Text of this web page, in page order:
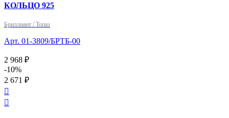
КОЛЬЦО 925
Бриллиант / Топаз
Арт. 01-3809/БРТБ-00
2 968 ₽
-10%
2 671 ₽

